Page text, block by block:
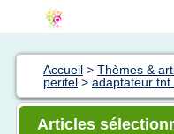
Accueil > Thèmes &
peritel > adaptateur tnt
Articles